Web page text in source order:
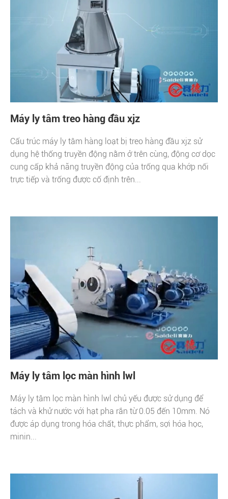
Máy ly tâm treo hàng đầu xjz
Cấu trúc máy ly tâm hàng loạt bị treo hàng đầu xjz sử
dụng hệ thống truyền động nằm ở trên cùng, động cơ dọc
cung cấp khả năng truyền động của trống qua khớp nối
trực tiếp và trống được cố định trên...
Máy ly tâm lọc màn hình lwl
Máy ly tâm lọc màn hình lwl chủ yếu được sử dụng để
tách và khử nước với hạt pha rắn từ 0.05 đến 10mm. Nó
được áp dụng trong hóa chất, thực phẩm, sợi hóa học,
minin...